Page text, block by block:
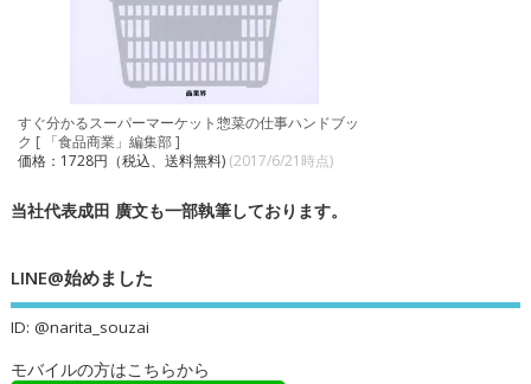
すぐ分かるスーパーマーケット惣菜の仕事ハンドブッ
ク [ 「食品商業」編集部 ]
価格：1728円（税込、送料無料) (2017/6/21時点)
当社代表成田 廣文も一部執筆しております。
LINE@始めました
ID: @narita_souzai
モバイルの方はこちらから